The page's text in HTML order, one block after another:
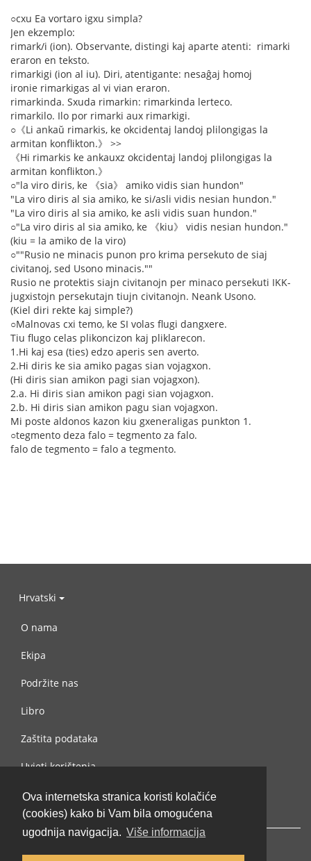
Ova internetska stranica koristi kolačiće
(cookies) kako bi Vam bila omogućena
ugodnija navigacija. Više informacija
○cxu Ea vortaro igxu simpla?
Jen ekzemplo:
rimark/i (ion). Observante, distingi kaj aparte atenti: rimarki
eraron en teksto.
rimarkigi (ion al iu). Diri, atentigante: nesaĝaj homoj
ironie rimarkigas al vi vian eraron.
rimarkinda. Sxuda rimarkin: rimarkinda lerteco.
rimarkilo. Ilo por rimarki aux rimarkigi.
○《Li ankaŭ rimarkis, ke okcidentaj landoj plilongigas la
armitan konflikton.》 >>
《Hi rimarkis ke ankauxz okcidentaj landoj plilongigas la
armitan konflikton.》
○"la viro diris, ke 《sia》 amiko vidis sian hundon"
"La viro diris al sia amiko, ke si/asli vidis nesian hundon."
"La viro diris al sia amiko, ke asli vidis suan hundon."
○"La viro diris al sia amiko, ke 《kiu》 vidis nesian hundon."
(kiu = la amiko de la viro)
○""Rusio ne minacis punon pro krima persekuto de siaj
civitanoj, sed Usono minacis.""
Rusio ne protektis siajn civitanojn per minaco persekuti IKK-
jugxistojn persekutajn tiujn civitanojn. Neank Usono.
(Kiel diri rekte kaj simple?)
○Malnovas cxi temo, ke SI volas flugi dangxere.
Tiu flugo celas plikoncizon kaj pliklarecon.
1.Hi kaj esa (ties) edzo aperis sen averto.
2.Hi diris ke sia amiko pagas sian vojagxon.
(Hi diris sian amikon pagi sian vojagxon).
2.a. Hi diris sian amikon pagi sian vojagxon.
2.b. Hi diris sian amikon pagu sian vojagxon.
Mi poste aldonos kazon kiu gxeneraligas punkton 1.
○tegmento deza falo = tegmento za falo.
falo de tegmento = falo a tegmento.
Hrvatski
O nama
Ekipa
Podržite nas
Libro
Zaštita podataka
Uvjeti korištenja
Kontaktiraj nas